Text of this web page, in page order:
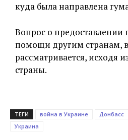
куда была направлена
Вопрос о предоставлении
помощи другим странам,
рассматривается, исходя
страны.
ТЕГИ война в Украине Донбасс
Украина